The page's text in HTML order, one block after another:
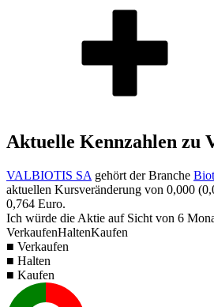
Aktuelle Kennzahlen zu
VALBIOTIS SA gehört der Branche
aktuellen Kursveränderung von 0,000 (
0,764 Euro.
Ich würde die Aktie auf Sicht von 6
VerkaufenHaltenKaufen
■ Verkaufen
■ Halten
■ Kaufen